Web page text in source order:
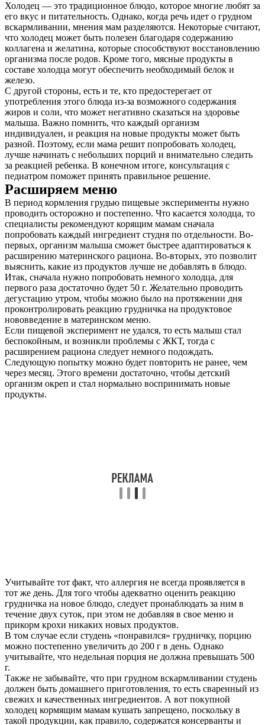
Холодец — это традиционное блюдо, которое многие любят за
его вкус и питательность. Однако, когда речь идет о грудном
вскармливании, мнения мам разделяются. Некоторые считают,
что холодец может быть полезен благодаря содержанию
коллагена и желатина, которые способствуют восстановлению
организма после родов. Кроме того, мясные продукты в
составе холодца могут обеспечить необходимый белок и
железо.
С другой стороны, есть и те, кто предостерегает от
употребления этого блюда из-за возможного содержания
жиров и соли, что может негативно сказаться на здоровье
малыша. Важно помнить, что каждый организм
индивидуален, и реакция на новые продукты может быть
разной. Поэтому, если мама решит попробовать холодец,
лучше начинать с небольших порций и внимательно следить
за реакцией ребенка. В конечном итоге, консультация с
педиатром поможет принять правильное решение.
Расширяем меню
В период кормления грудью пищевые эксперименты нужно
проводить осторожно и постепенно. Что касается холодца, то
специалисты рекомендуют корящим мамам сначала
попробовать каждый ингредиент студня по отдельности. Во-
первых, организм малыша сможет быстрее адаптироваться к
расширению материнского рациона. Во-вторых, это позволит
выяснить, какие из продуктов лучше не добавлять в блюдо.
Итак, сначала нужно попробовать немного холодца, для
первого раза достаточно будет 50 г. Желательно проводить
дегустацию утром, чтобы можно было на протяжении дня
проконтролировать реакцию грудничка на продуктовое
нововведение в материнском меню.
Если пищевой эксперимент не удался, то есть малыш стал
беспокойным, и возникли проблемы с ЖКТ, тогда с
расширением рациона следует немного подождать.
Следующую попытку можно будет повторить не ранее, чем
через месяц. Этого времени достаточно, чтобы детский
организм окреп и стал нормально воспринимать новые
продукты.
Учитывайте тот факт, что аллергия не всегда проявляется в
тот же день. Для того чтобы адекватно оценить реакцию
грудничка на новое блюдо, следует пронаблюдать за ним в
течение двух суток, при этом не добавляя в свое меню и
прикорм крохи никаких новых продуктов.
В том случае если студень «понравился» грудничку, порцию
можно постепенно увеличить до 200 г в день. Однако
учитывайте, что недельная порция не должна превышать 500
г.
Также не забывайте, что при грудном вскармливании студень
должен быть домашнего приготовления, то есть сваренный из
свежих и качественных ингредиентов. А вот покупной
холодец кормящим мамам кушать запрещено, поскольку в
такой продукции, как правило, содержатся консерванты и